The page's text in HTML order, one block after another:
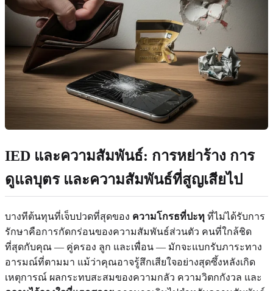
IED และความสัมพันธ์: การหย่าร้าง การ
ดูแลบุตร และความสัมพันธ์ที่สูญเสียไป
บางทีต้นทุนที่เจ็บปวดที่สุดของ ความโกรธที่ปะทุ ที่ไม่ได้รับการ
รักษาคือการกัดกร่อนของความสัมพันธ์ส่วนตัว คนที่ใกล้ชิด
ที่สุดกับคุณ — คู่ครอง ลูก และเพื่อน — มักจะแบกรับภาระทาง
อารมณ์ที่ตามมา แม้ว่าคุณอาจรู้สึกเสียใจอย่างสุดซึ้งหลังเกิด
เหตุการณ์ ผลกระทบสะสมของความกลัว ความวิตกกังวล และ